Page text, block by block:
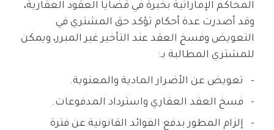
المحاكم الإماراتية بخبرة في قضايا العقود العقارية،
وقد أصدرت عدة أحكام تؤكد حق المشتري في
التعويض وفسخ العقد عند التأخير غير المبرر، ويمكن
للمشتري المطالبة بـ:
تعويض عن الأضرار المادية والمعنوية.
فسخ العقد العقاري واسترداد المدفوعات.
إلزام المطور بدفع الفوائد القانونية عن فترة